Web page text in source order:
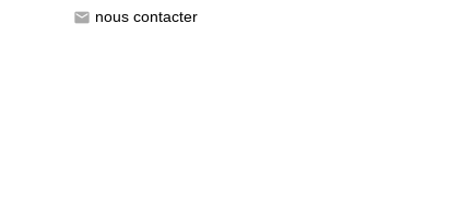
email nous contacter